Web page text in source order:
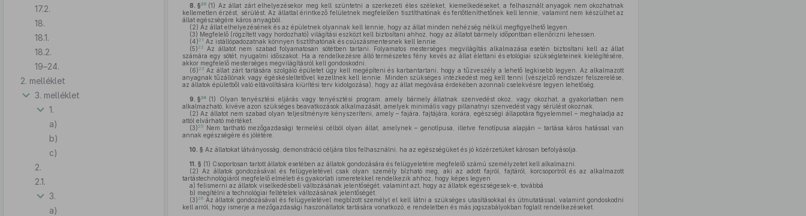
17.2.
18.
18.1.
18.2.
19–24.
2. melléklet
3. melléklet
1.
a)
b)
c)
2.
2.1.
3.
a)
8. §20 (1) Az állat zárt elhelyezésekor meg kell szüntetni a szerkezeti éles széleket, kiemelkedéseket, a felhasznált anyagok nem okozhatnak
kellemetlen érzést, sérülést. Az állattal érintkező felületnek megfelelően tisztíthatónak és fertőtleníthetőnek kell lennie, valamint nem készülhet az
állat egészségére káros anyagból.
(2) Az állat elhelyezésének és az épületnek olyannak kell lennie, hogy az állat minden nehézség nélkül megfigyelhető legyen.
(3) Megfelelő (rögzített vagy hordozható) világítási eszközt kell biztosítani ahhoz, hogy az állatot bármely időpontban ellenőrizni lehessen.
(4) 21 Az istállópadozatnak könnyen tisztíthatónak és csúszásmentesnek kell lennie.
(5) 22
Az állatot nem szabad folyamatosan sötétben tartani. Folyamatos mesterséges megvilágítás alkalmazása esetén biztosítani kell az állat
számára egy sötét, nyugalmi időszakot. Ha a rendelkezésre álló természetes fény kevés az állat élettani és etológiai szükségleteinek kielégítésére,
akkor megfelelő mesterséges megvilágításról kell gondoskodni.
(6) 23Az állat zárt tartására szolgáló épületet úgy kell megépíteni és karbantartani, hogy a tűzveszély a lehető legkisebb legyen. Az alkalmazott
anyagnak tűzállónak vagy égéskésleltetővel kezeltnek kell lennie. Minden szükséges intézkedést meg kell tenni (vészjelző rendszer felszerelése,
az állatok épületből való eltávolítására kiürítési terv kidolgozása), hogy az állat megóvása érdekében azonnali cselekvésre legyen lehetőség.
9. §24 (1)
Olyan tenyésztési eljárás vagy tenyésztési program, amely bármely állatnak szenvedést okoz, vagy okozhat, a gyakorlatban nem
alkalmazható, kivéve azon szükséges beavatkozások alkalmazását, amelyek minimális vagy pillanatnyi szenvedést vagy sérülést okoznak.
(2) Az állatot nem szabad olyan teljesítményre kényszeríteni, amely – fajára, fajtájára, korára, egészségi állapotára figyelemmel – meghaladja az
attól elvárható mértéket.
(3) 25Nem tartható mezőgazdasági termelési célból olyan állat, amelynek – genotípusa, illetve fenotípusa alapján – tartása káros hatással van
annak egészségére és jólétére.
10. § Az állatokat látványosság, demonstráció céljára tilos felhasználni, ha az egészségüket és jó közérzetüket károsan befolyásolja.
11. § (1) Csoportosan tartott állatok esetében az állatok gondozására és felügyeletére megfelelő számú személyzetet kell alkalmazni.
(2) Az állatok gondozásával és felügyeletével csak olyan személy bízható meg, aki az adott fajról, fajtáról, korcsoportról és az alkalmazott
tartástechnológiáról megfelelő elméleti és gyakorlati ismeretekkel rendelkezik ahhoz, hogy képes legyen
a) felismerni az állatok viselkedésbeli változásának jelentőségét, valamint azt, hogy az állatok egészségesek-e, továbbá
b) megítélni a technológiai feltételek változásának jelentőségét.
(3) 26Az állatok gondozásával és felügyeletével megbízott személyt el kell látni a szükséges utasításokkal és útmutatással, valamint gondoskodni
kell arról, hogy ismerje a mezőgazdasági haszonállatok tartására vonatkozó, e rendeletben és más jogszabályokban foglalt rendelkezéseket.